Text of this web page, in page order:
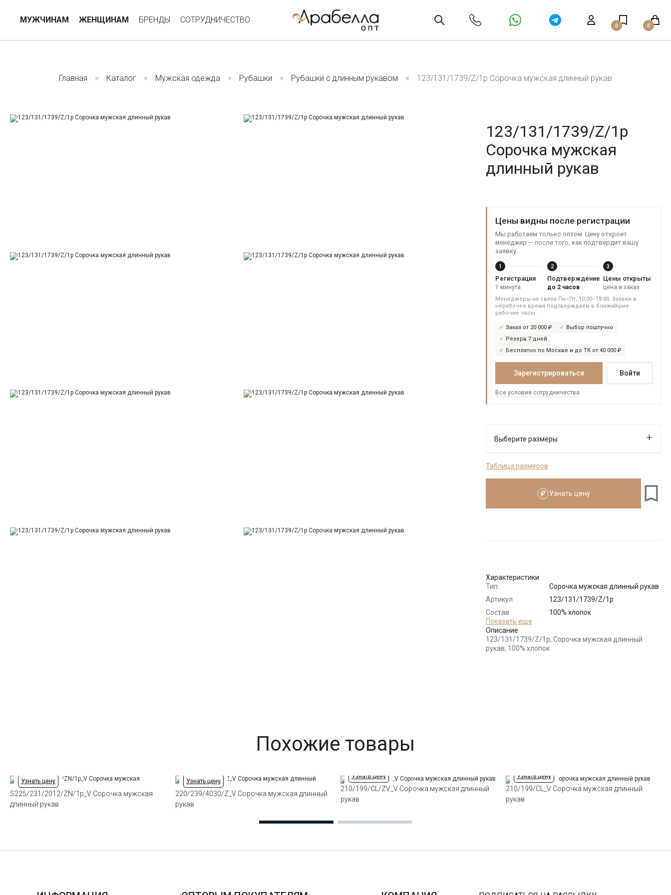
МУЖЧИНАМ ЖЕНЩИНАМ БРЕНДЫ СОТРУДНИЧЕСТВО
0 0
Главная Каталог Мужская одежда Рубашки Рубашки с длинным рукавом 123/131/1739/Z/1p Сорочка мужская длинный рукав
123/131/1739/Z/1p
Сорочка мужская
длинный рукав
Цены видны после регистрации
Мы работаем только оптом. Цену откроет
менеджер — после того, как подтвердит вашу
заявку.
1
Регистрация
1 минута
2
Подтверждение
до 2 часов
3
Цены открыты
цена и заказ
Менеджеры на связи Пн–Пт, 10:00–18:00. Заявки в
нерабочее время подтверждаем в ближайшие
рабочие часы.
Заказ от 20 000 ₽
Выбор поштучно
Резерв 7 дней
Бесплатно по Москве и до ТК от 40 000 ₽
Зарегистрироваться Войти
Все условия сотрудничества
Выберите размеры
Таблица размеров
Узнать цену
Характеристики
Тип
Сорочка мужская длинный рукав
Артикул
123/131/1739/Z/1p
Состав
сырья
100% хлопок
Бренд
Модель
Зауженная
Показать еще
Описание
123/131/1739/Z/1p, Сорочка мужская длинный
рукав, 100% хлопок
Похожие товары
Узнать цену
S225/231/2012/ZN/1p_V Сорочка мужская
длинный рукав
Узнать цену
220/239/4030/Z_V Сорочка мужская длинный
рукав
Узнать цену
210/199/CL/ZV_V Сорочка мужская длинный
рукав
Узнать цену
210/199/CL_V Сорочка мужская длинный
рукав